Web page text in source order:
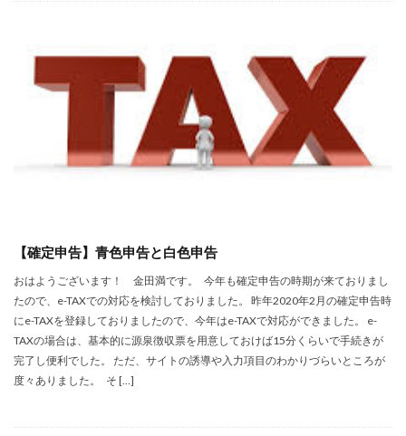
【確定申告】青色申告と白色申告
おはようございます！ 金田満です。 今年も確定申告の時期が来ておりまし
たので、e-TAXでの対応を検討しておりました。 昨年2020年2月の確定申告時
にe-TAXを登録しておりましたので、今年はe-TAXで対応ができました。 e-
TAXの場合は、基本的に源泉徴収票を用意しておけば15分くらいで手続きが
完了し便利でした。 ただ、サイトの誘導や入力項目のわかりづらいところが
度々ありました。 そ […]